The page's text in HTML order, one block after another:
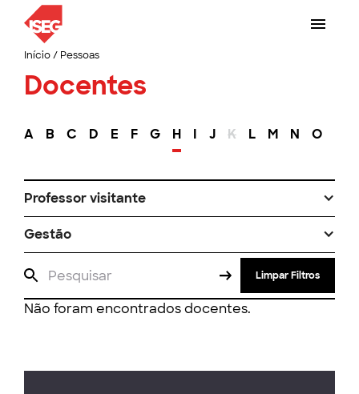
Início/ Pessoas
Docentes
A B C D E F G H I J K L M N O
Professor visitante
Gestão
Limpar Filtros
Não foram encontrados docentes.